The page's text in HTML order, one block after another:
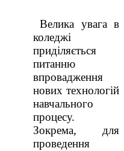
Велика увага в
коледжі
приділяється
питанню
впровадження
нових технологій
навчального
процесу.
Зокрема, для
проведення